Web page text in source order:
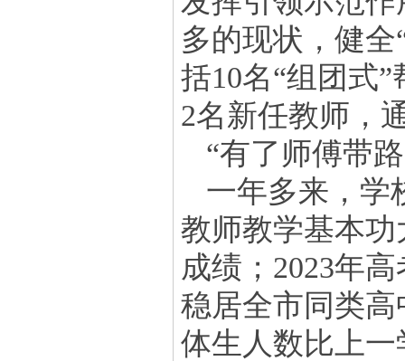
多的现状，健
括10名“组团式
2名新任教师，
“有了师傅带
一年多来，学
教师教学基本
成绩；2023年
稳居全市同类
体生人数比上